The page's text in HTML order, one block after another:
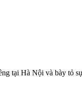
tại Hà Nội và bày tỏ